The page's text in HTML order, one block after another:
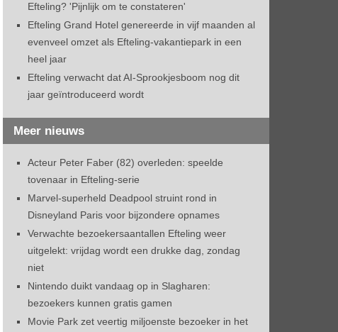
Efteling? 'Pijnlijk om te constateren'
Efteling Grand Hotel genereerde in vijf maanden al
evenveel omzet als Efteling-vakantiepark in een
heel jaar
Efteling verwacht dat AI-Sprookjesboom nog dit
jaar geïntroduceerd wordt
Meer nieuws
Acteur Peter Faber (82) overleden: speelde
tovenaar in Efteling-serie
Marvel-superheld Deadpool struint rond in
Disneyland Paris voor bijzondere opnames
Verwachte bezoekersaantallen Efteling weer
uitgelekt: vrijdag wordt een drukke dag, zondag
niet
Nintendo duikt vandaag op in Slagharen:
bezoekers kunnen gratis gamen
Movie Park zet veertig miljoenste bezoeker in het